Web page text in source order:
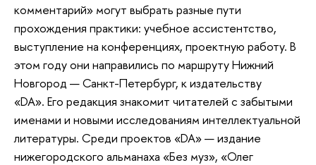
комментарий» могут выбрать разные пути
прохождения практики: учебное ассистентство,
выступление на конференциях, проектную работу. В
этом году они направились по маршруту Нижний
Новгород — Санкт-Петербург, к издательству
«DA». Его редакция знакомит читателей с забытыми
именами и новыми исследованиям интеллектуальной
литературы. Среди проектов «DA» — издание
нижегородского альманаха «Без муз», «Олег